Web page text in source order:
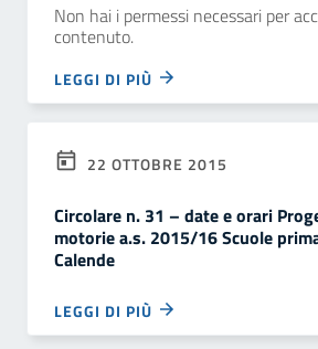
Non hai i permessi necessari per
contenuto.
LEGGI DI PIÙ
22 OTTOBRE 2015
Circolare n. 31 – date e orari
motorie a.s. 2015/16 Scuole
Calende
LEGGI DI PIÙ